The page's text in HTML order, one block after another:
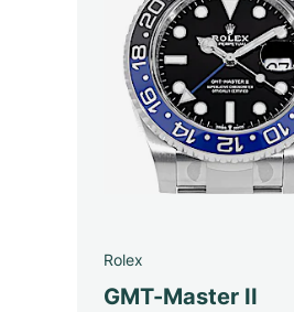
Rolex
GMT-Master II